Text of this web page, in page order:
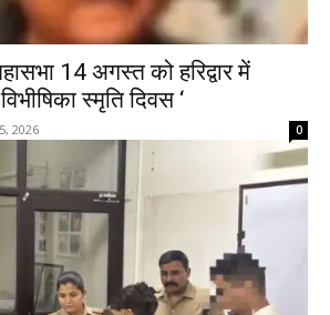
14 अगस्त को हरिद्वार में
स्मृति दिवस ‘
2026 0